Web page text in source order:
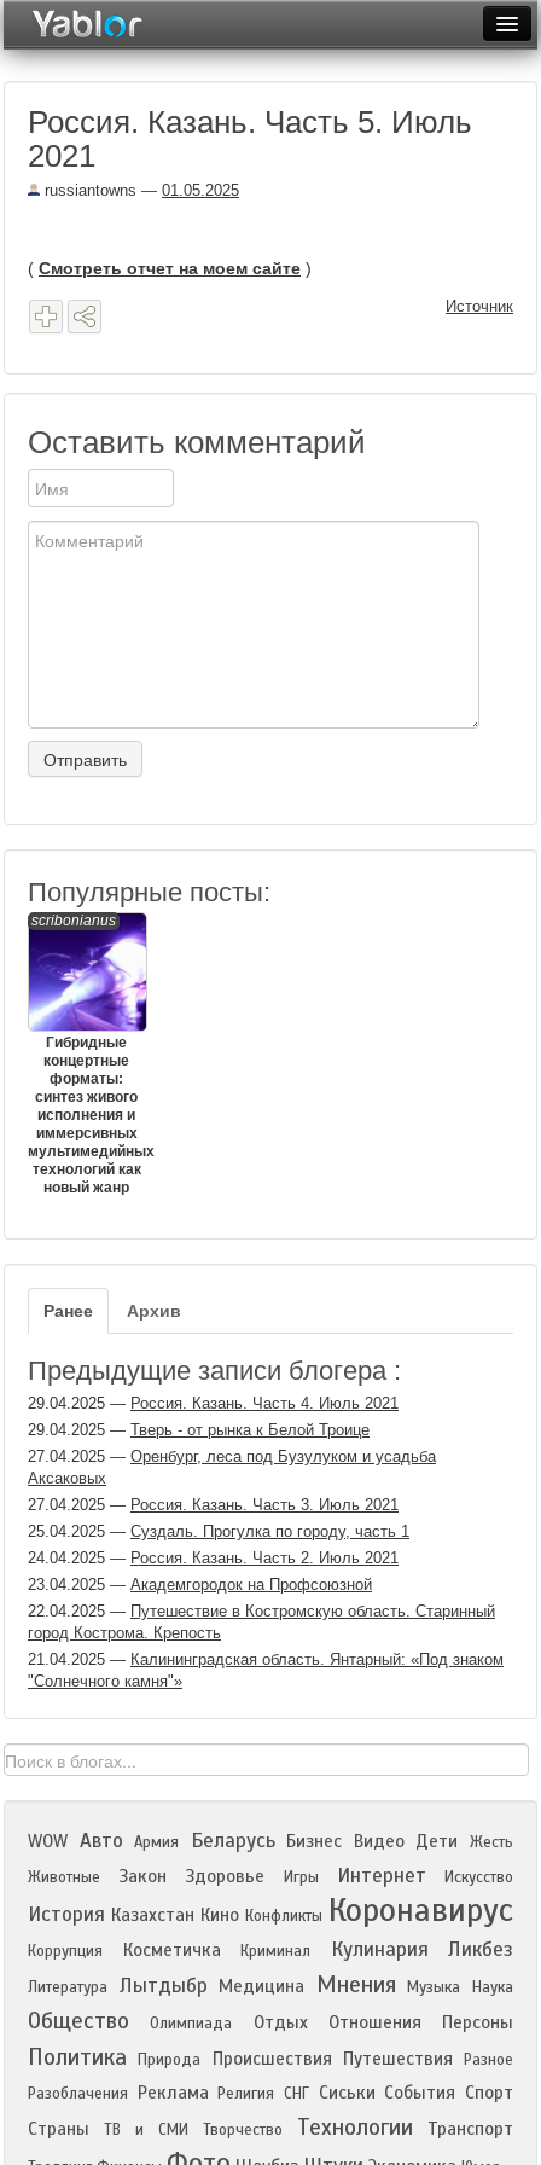
Неделя
Архив
Россия. Казань. Часть 5. Июль
2021
russiantowns — 01.05.2025
( Смотреть отчет на моем сайте )
Источник
Оставить комментарий
Популярные посты:
scribonianus
Гибридные
концертные
форматы:
синтез живого
исполнения и
иммерсивных
мультимедийных
технологий как
новый жанр
Ранее Архив
Предыдущие записи блогера :
29.04.2025 — Россия. Казань. Часть 4. Июль 2021
29.04.2025 — Тверь - от рынка к Белой Троице
27.04.2025 — Оренбург, леса под Бузулуком и усадьба
Аксаковых
27.04.2025 — Россия. Казань. Часть 3. Июль 2021
25.04.2025 — Суздаль. Прогулка по городу, часть 1
24.04.2025 — Россия. Казань. Часть 2. Июль 2021
23.04.2025 — Академгородок на Профсоюзной
22.04.2025 — Путешествие в Костромскую область. Старинный
город Кострома. Крепость
21.04.2025 — Калининградская область. Янтарный: «Под знаком
"Солнечного камня"»
WOW Авто Армия Беларусь Бизнес Видео Дети
Жесть
Животные
Закон Здоровье Игры Интернет Искусство
История Казахстан Кино Конфликты Коронавирус
Коррупция Косметичка Криминал Кулинария Ликбез
Литература Лытдыбр Медицина Мнения Музыка Наука
Общество Олимпиада Отдых Отношения Персоны
Политика Природа Происшествия Путешествия
Разное
Разоблачения
Реклама Религия СНГ Сиськи События Спорт
Страны
ТВ и СМИ Творчество Технологии Транспорт